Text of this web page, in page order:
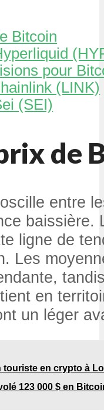
Bitcoin
pour
(LINK)
(SEI)
de
entre
baissière.
ligne de
Les
en
un léger
touriste en crypto à
123 000 $ en